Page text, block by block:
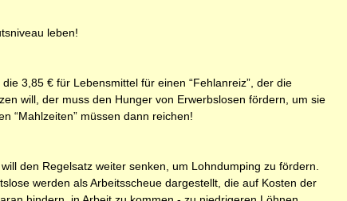
leben!
3,85 € für Lebensmittel für einen “Fehlanreiz”, der die
will, der muss den Hunger von Erwerbslosen fördern, um sie
“Mahlzeiten” müssen dann reichen!
den Regelsatz weiter senken, um Lohndumping zu fördern.
werden als Arbeitsscheue dargestellt, die auf Kosten der